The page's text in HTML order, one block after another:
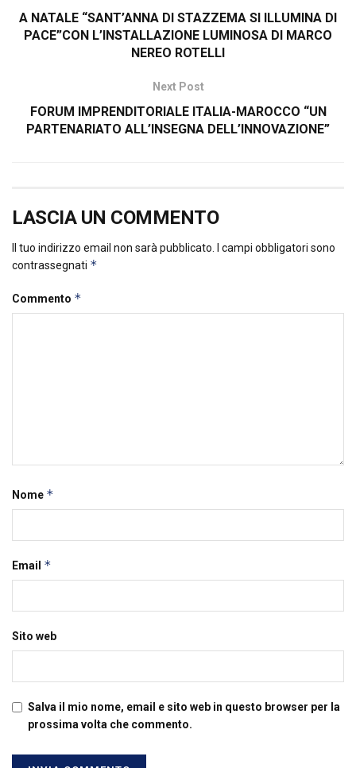
A NATALE “SANT’ANNA DI STAZZEMA SI ILLUMINA DI
PACE”CON L’INSTALLAZIONE LUMINOSA DI MARCO
NEREO ROTELLI
Next Post
FORUM IMPRENDITORIALE ITALIA-MAROCCO “UN
PARTENARIATO ALL’INSEGNA DELL’INNOVAZIONE”
LASCIA UN COMMENTO
Il tuo indirizzo email non sarà pubblicato.
I campi obbligatori sono
contrassegnati *
Commento *
Nome *
Email *
Sito web
Salva il mio nome, email e sito web in questo browser per la
prossima volta che commento.